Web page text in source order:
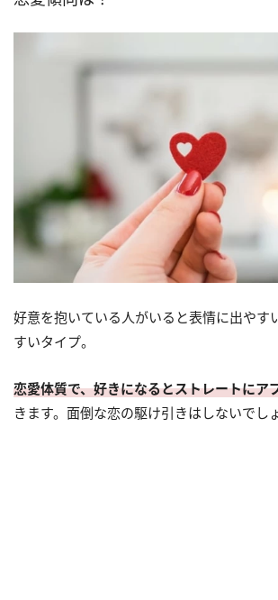
好意を抱いている人がいると表情に出やす
すいタイプ。
恋愛体質で、好きになるとストレートにア
きます。面倒な恋の駆け引きはしないでしょ